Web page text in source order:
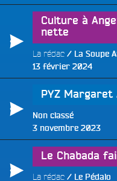
Culture à
nette
La rédac
La Soupe
Publié
13 février 2024
PYZ Margaret
Non classé
Publié
3 novembre 2023
Le Chabada
La rédac
Le Pédalo